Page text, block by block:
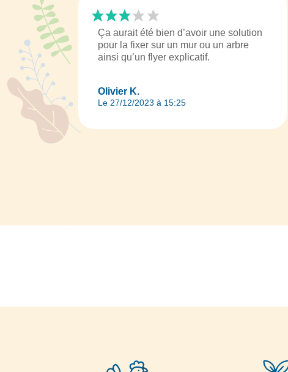
Olivier K.
Le 27/12/2023 à 15:25
Ça aurait été bien d’avoir une solution
pour la fixer sur un mur ou un arbre
ainsi qu’un flyer explicatif.